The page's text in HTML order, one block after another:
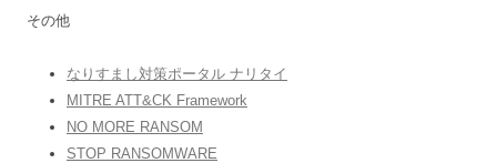
その他
なりすまし対策ポータル ナリタイ
MITRE ATT&CK Framework
NO MORE RANSOM
STOP RANSOMWARE